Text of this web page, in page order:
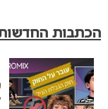
הכתבות